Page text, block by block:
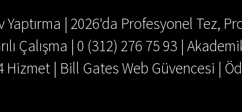
| 2026'da Profesyonel Tez,
Çalışma | 0 (312) 276 75 93 |
Hizmet | Bill Gates Web Güvencesi |